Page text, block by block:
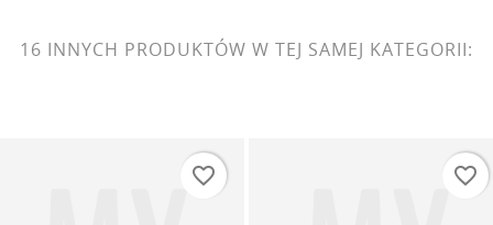
16 INNYCH PRODUKTÓW W TEJ SAMEJ KATEGORII:
favorite_border favorite_border